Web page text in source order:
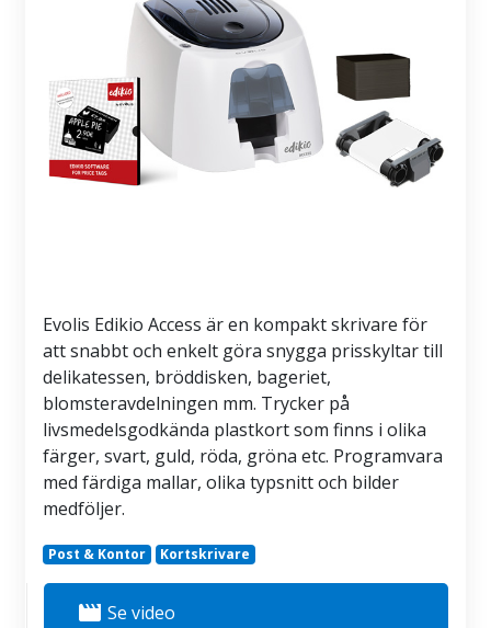
Evolis Edikio Access är en kompakt skrivare för
att snabbt och enkelt göra snygga prisskyltar till
delikatessen, bröddisken, bageriet,
blomsteravdelningen mm. Trycker på
livsmedelsgodkända plastkort som finns i olika
färger, svart, guld, röda, gröna etc. Programvara
med färdiga mallar, olika typsnitt och bilder
medföljer.
Post & Kontor Kortskrivare
movie Se video